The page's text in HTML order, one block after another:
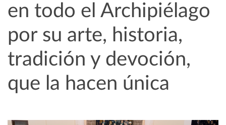
en todo el Archipiélago
por su arte, historia,
tradición y devoción,
que la hacen única